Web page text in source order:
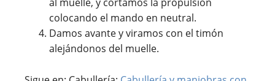
colocando el mando en neutral.
Damos avante y viramos con el timón
alejándonos del muelle.